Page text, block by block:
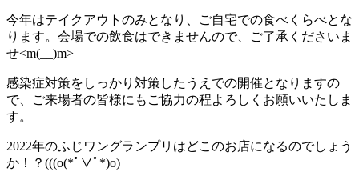
今年はテイクアウトのみとなり、ご自宅での食べくらべとな
ります。会場での飲食はできませんので、ご了承くださいま
せ<m(__)m>
感染症対策をしっかり対策したうえでの開催となりますの
で、ご来場者の皆様にもご協力の程よろしくお願いいたしま
す。
2022年のふじワングランプリはどこのお店になるのでしょう
か！？(((o(*ﾟ▽ﾟ*)o)